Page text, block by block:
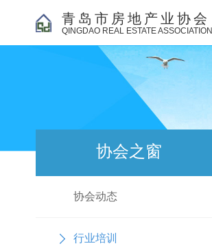
青岛市房地产业协会
QINGDAO REAL ESTATE ASSOCIATION
协会之窗
协会动态
行业培训